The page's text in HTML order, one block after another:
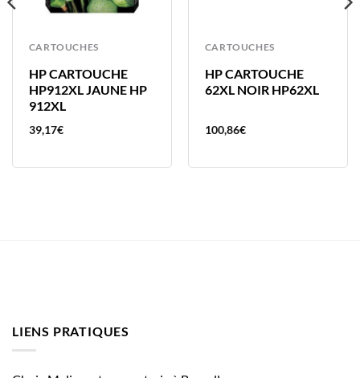
CARTOUCHES
HP CARTOUCHE
HP912XL JAUNE HP
912XL
39,17€
CARTOUCHES
HP CARTOUCHE
62XL NOIR HP62XL
100,86€
LIENS PRATIQUES